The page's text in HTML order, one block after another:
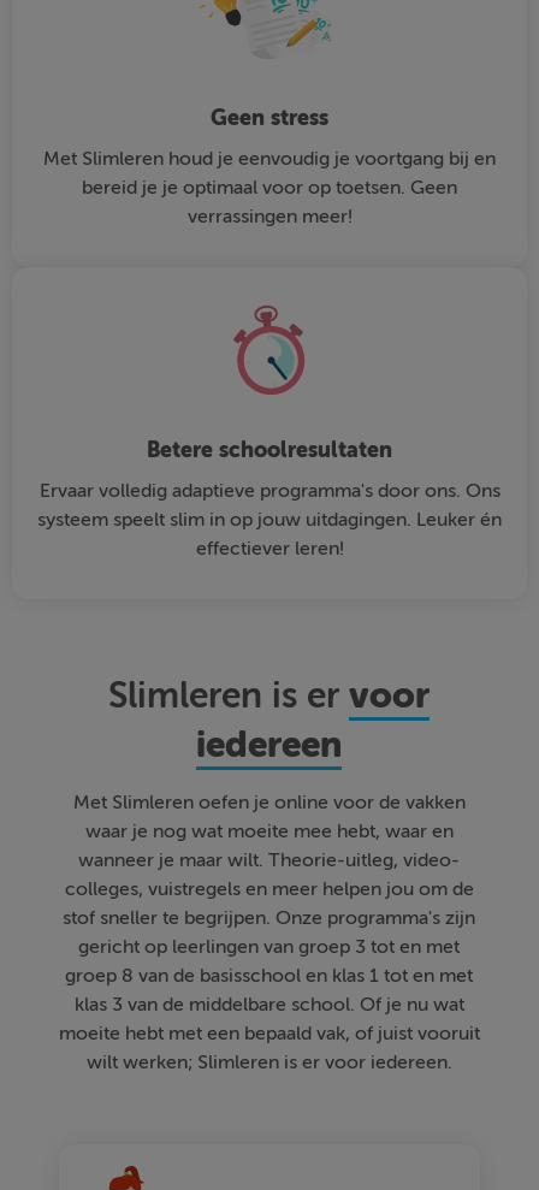
Geen stress
Met Slimleren houd je eenvoudig je voortgang bij en
bereid je je optimaal voor op toetsen. Geen
verrassingen meer!
Betere schoolresultaten
Ervaar volledig adaptieve programma's door ons. Ons
systeem speelt slim in op jouw uitdagingen. Leuker én
effectiever leren!
Slimleren is ervoor
iedereen
Met Slimleren oefen je online voor de vakken
waar je nog wat moeite mee hebt, waar en
wanneer je maar wilt. Theorie-uitleg, video-
colleges, vuistregels en meer helpen jou om de
stof sneller te begrijpen. Onze programma's zijn
gericht op leerlingen van groep 3 tot en met
groep 8 van de basisschool en klas 1 tot en met
klas 3 van de middelbare school. Of je nu wat
moeite hebt met een bepaald vak, of juist vooruit
wilt werken; Slimleren is er voor iedereen.